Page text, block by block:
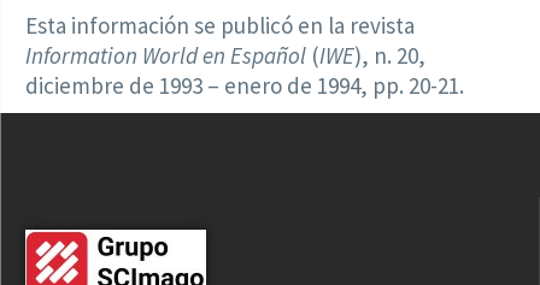
Esta información se publicó en la revista
Information World en Español (IWE), n. 20,
diciembre de 1993 – enero de 1994, pp. 20-21.